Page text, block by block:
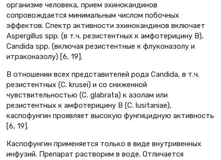
организме человека, прием эхинокандинов
сопровождается минимальным числом побочных
эффектов. Спектр активности эхинокандинов включает
Aspergillus spp. (в т.ч. резистентных к амфотерицину В),
Candida spp. (включая резистентные к флуконазолу и
итраконазолу) [6, 19].
В отношении всех представителей рода Candida, в т.ч.
резистентных (C. krusei) и со сниженной
чувствительностью (C. glabrata) к азолам или
резистентных к амфотерицину В (C. lusitaniae),
каспофунгин проявляет высокую фунгицидную активность
[6, 19].
Каспофунгин применяется только в виде внутривенных
инфузий. Препарат растворим в воде. Отличается